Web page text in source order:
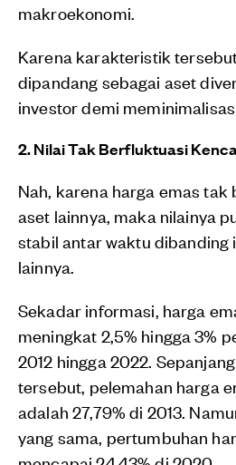
makroekonomi.
Karena karakteristik
dipandang sebagai aset
investor demi
2. Nilai Tak Berfluktuasi
Nah, karena harga emas
aset lainnya, maka nilainya
stabil antar waktu dibanding
lainnya.
Sekadar informasi, harga
meningkat 2,5% hingga 3%
2012 hingga 2022.
tersebut, pelemahan harga
adalah 27,79% di 2013.
yang sama, pertumbuhan